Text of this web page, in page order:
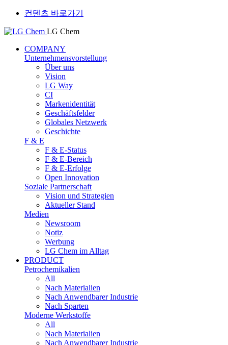
컨텐츠 바로가기
LG Chem
COMPANY
Unternehmensvorstellung
Über uns
Vision
LG Way
CI
Markenidentität
Geschäftsfelder
Globales Netzwerk
Geschichte
F & E
F & E-Status
F & E-Bereich
F & E-Erfolge
Open Innovation
Soziale Partnerschaft
Vision und Strategien
Aktueller Stand
Medien
Newsroom
Notiz
Werbung
LG Chem im Alltag
PRODUCT
Petrochemikalien
All
Nach Materialien
Nach Anwendbarer Industrie
Nach Sparten
Moderne Werkstoffe
All
Nach Materialien
Nach Anwendbarer Industrie